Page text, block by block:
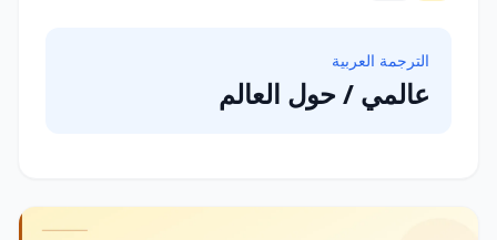
الترجمة العربية
عالمي / حول العالم